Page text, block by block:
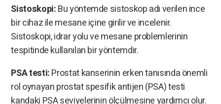
Sistoskopi:Bu yöntemde sistoskop adı verilen ince
bir cihaz ile mesane içine girilir ve incelenir.
Sistoskopi, idrar yolu ve mesane problemlerinin
tespitinde kullanılan bir yöntemdir.
PSA testi:Prostat kanserinin erken tanısında önemli
rol oynayan prostat spesifik antijen (PSA) testi
kandaki PSA seviyelerinin ölçülmesine yardımcı olur.